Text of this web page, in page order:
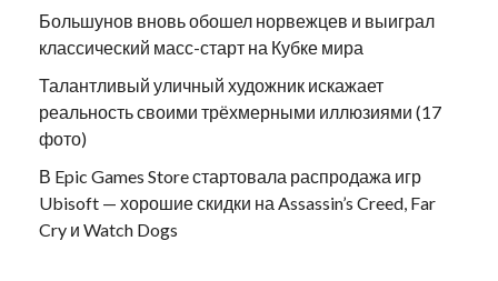
Большунов вновь обошел норвежцев и выиграл
классический масс-старт на Кубке мира
Талантливый уличный художник искажает
реальность своими трёхмерными иллюзиями (17
фото)
В Epic Games Store стартовала распродажа игр
Ubisoft — хорошие скидки на Assassin’s Creed, Far
Cry и Watch Dogs